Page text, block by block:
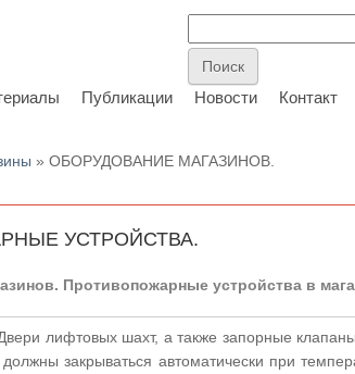
Публикации Новости Контакт
» ОБОРУДОВАНИЕ МАГАЗИНОВ.
УСТРОЙСТВА.
Противопожарные устройства в
лифтовых шахт, а также запорные
закрываться автоматически при